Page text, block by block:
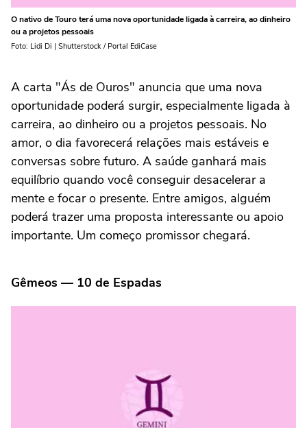
O nativo de Touro terá uma nova oportunidade ligada à carreira, ao dinheiro
ou a projetos pessoais
Foto: Lidi Di | Shutterstock / Portal EdiCase
A carta "Ás de Ouros" anuncia que uma nova
oportunidade poderá surgir, especialmente ligada à
carreira, ao dinheiro ou a projetos pessoais. No
amor, o dia favorecerá relações mais estáveis e
conversas sobre futuro. A saúde ganhará mais
equilíbrio quando você conseguir desacelerar a
mente e focar o presente. Entre amigos, alguém
poderá trazer uma proposta interessante ou apoio
importante. Um começo promissor chegará.
Gêmeos — 10 de Espadas